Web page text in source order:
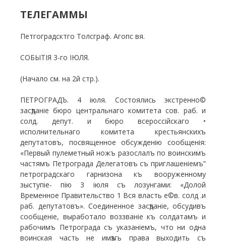
ТЕЛЕГАММЫ
Петгоградсктго Толсграф. Агопс вя.
СОБЫТІЯ 3-го ІЮЛЯ.
(Начало см. на 2й стр.).
ПЕТРОГРАДЪ. 4 іюля. Состоялись экстренно©
засѣданіе бюро центральнаго комитета сов. раб. и
солд. депут. и бюро всероссійскаго •
исполнительнаго комитета крестьянскихъ
депутатовъ, посвященное обсужденію сообщенія:
«Первый пулеметный ножъ разослалъ по воинскимъ
частямъ Петрограда Делегатовъ съ приглашеніемъ”
петроградскаго гарнизона къ вооруженному
зыступіе- пію 3 іюля съ лозунгами: «Долой
Временное Правительство 1 Вся власть е©в. солд .и
раб. депутатовъ». Соединенное засѣданіе, обсудивъ
сообщеніе, выработало воззваніе къ солдатамъ и
рабочимъ Петрограда съ указаніемъ, что ни одна
воинская часть не имѣзгь права выходить съ